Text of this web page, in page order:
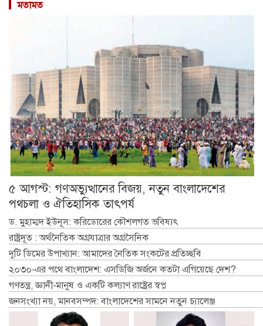
মতামত
৫ আগস্ট: গণঅভ্যুত্থানের বিজয়, নতুন বাংলাদেশের
পথচলা ও ঐতিহাসিক তাৎপর্য
ড. মুহাম্মদ ইউনূস: করিডোরের কৌশলগত ভবিষ্যৎ
রাষ্ট্রদূত : অর্থনৈতিক অগ্রযাত্রার অগ্রসৈনিক
দুটি ডিমের উপাখ্যান: আমাদের নৈতিক সংকটের প্রতিচ্ছবি
২০৩০-এর পথে বাংলাদেশ: এসডিজি অর্জনে কতটা এগিয়েছে দেশ?
গণতন্ত্র, জ্ঞানী-মানুষ ও একটি কল্যাণ রাষ্ট্রের স্বপ্ন
জনসংখ্যা নয়, মানবসম্পদ: বাংলাদেশের সামনে নতুন চ্যালেঞ্জ